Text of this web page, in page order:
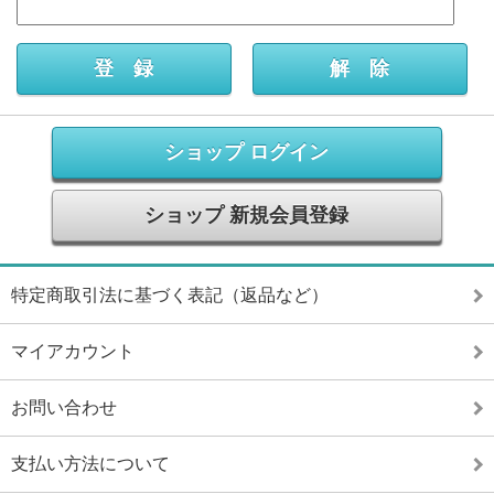
ショップ ログイン
ショップ 新規会員登録
特定商取引法に基づく表記（返品など）
マイアカウント
お問い合わせ
支払い方法について